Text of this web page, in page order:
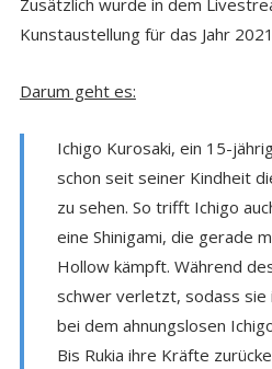
Kunstaustellung für das Jahr
Darum geht es:
Ichigo Kurosaki, ein 15-
schon seit seiner Kindheit
zu sehen. So trifft Ichigo
eine Shinigami, die gerade
Hollow kämpft. Während
schwer verletzt, sodass sie
bei dem ahnungslosen
Bis Rukia ihre Kräfte